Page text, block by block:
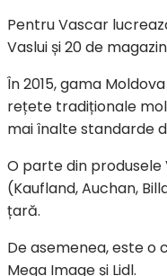
Pentru Vascar
Vaslui și 20 de
În 2015, gama
rețete tradiționale
mai înalte standarde
O parte din
(Kaufland, Auchan,
țară.
De asemenea, este
Mega Image și Lidl.